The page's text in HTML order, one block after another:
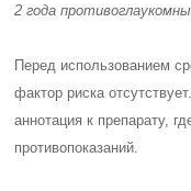
2 года
Перед использованием
фактор риска
аннотация к препарату,
противопоказаний.